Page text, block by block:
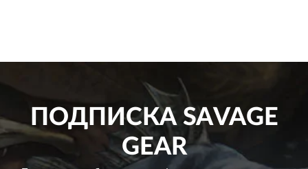
ПОДПИСКАSAVAGE
GEAR